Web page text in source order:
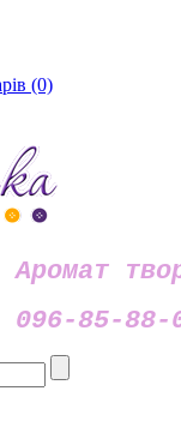
(0)
Аромат
096-85-88-